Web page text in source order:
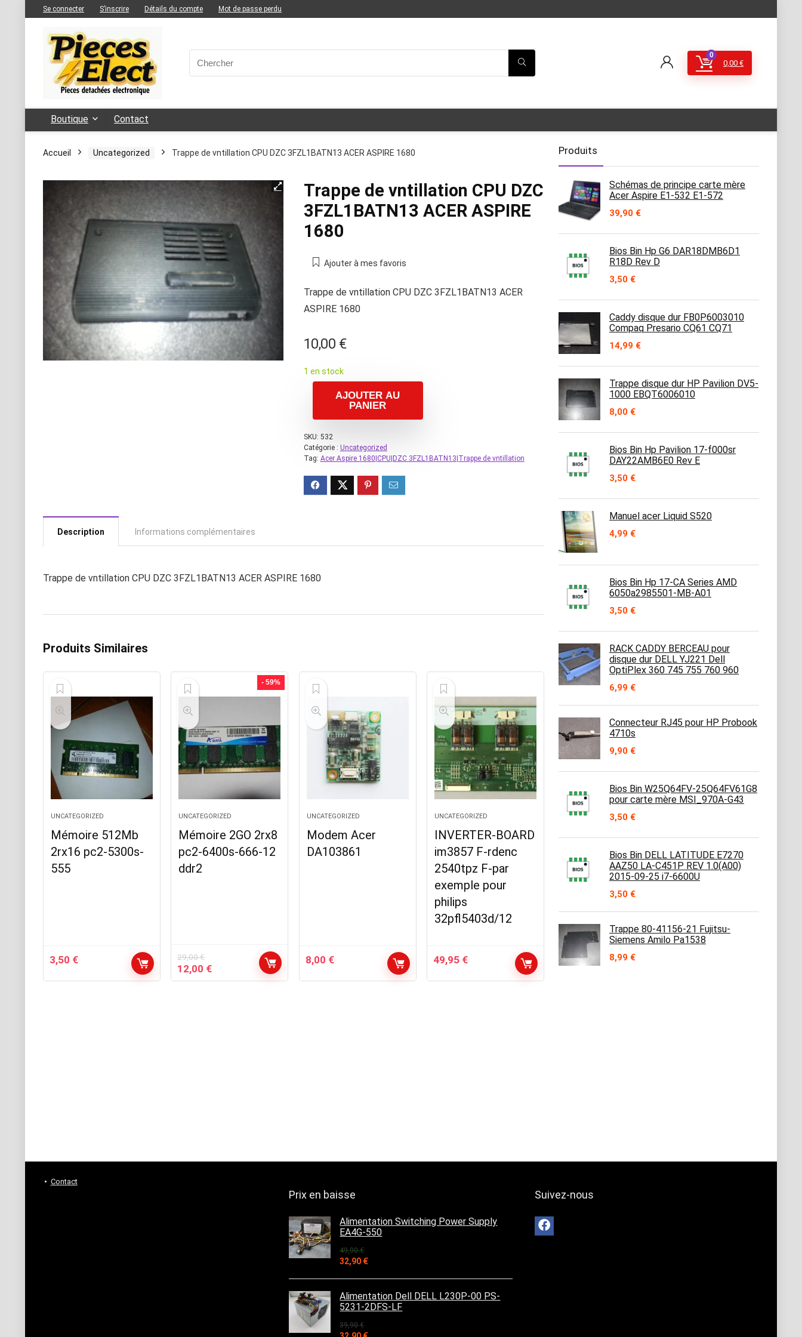
Se connecter S’inscrire Détails du compte Mot de passe perdu
0
0,00 €
Boutique Contact
Accueil Uncategorized Trappe de vntillation CPU DZC 3FZL1BATN13 ACER ASPIRE 1680
Trappe de vntillation CPU DZC
3FZL1BATN13 ACER ASPIRE
1680
Ajouter à mes favoris
Trappe de vntillation CPU DZC 3FZL1BATN13 ACER
ASPIRE 1680
10,00 €
1 en stock
AJOUTER AU
PANIER
SKU: 532
Catégorie : Uncategorized
Tag: Acer Aspire 1680|CPU|DZC 3FZL1BATN13|Trappe de vntillation
Description Informations complémentaires
Trappe de vntillation CPU DZC 3FZL1BATN13 ACER ASPIRE 1680
Produits Similaires
UNCATEGORIZED
Mémoire 512Mb
2rx16 pc2-5300s-
555
3,50 €
- 59%
UNCATEGORIZED
Mémoire 2GO 2rx8
pc2-6400s-666-12
ddr2
29,00€
Le
prix
12,00 €Le
prix
UNCATEGORIZED
Modem Acer
DA103861
8,00 €
UNCATEGORIZED
INVERTER-BOARD
im3857 F-rdenc
2540tpz F-par
exemple pour
philips
32pfl5403d/12
49,95 €
Produits
Schémas de principe carte mère
Acer Aspire E1-532 E1-572
39,90 €
Bios Bin Hp G6 DAR18DMB6D1
R18D Rev D
3,50 €
Caddy disque dur FB0P6003010
Compaq Presario CQ61 CQ71
14,99 €
Trappe disque dur HP Pavilion DV5-
1000 EBQT6006010
8,00 €
Bios Bin Hp Pavilion 17-f000sr
DAY22AMB6E0 Rev E
3,50 €
Manuel acer Liquid S520
4,99 €
Bios Bin Hp 17-CA Series AMD
6050a2985501-MB-A01
3,50 €
RACK CADDY BERCEAU pour
disque dur DELL YJ221 Dell
OptiPlex 360 745 755 760 960
6,99 €
Connecteur RJ45 pour HP Probook
4710s
9,90 €
Bios Bin W25Q64FV-25Q64FV61G8
pour carte mère MSI_970A-G43
3,50 €
Bios Bin DELL LATITUDE E7270
AAZ50 LA-C451P REV 1.0(A00)
2015-09-25 i7-6600U
3,50 €
Trappe 80-41156-21 Fujitsu-
Siemens Amilo Pa1538
8,99 €
Contact
Prix en baisse
Alimentation Switching Power Supply
EA4G-550
49,90€
Le
initial
était :
49,90 €.
32,90 €Le
actuel
est :
32,90 €.
Alimentation Dell DELL L230P-00 PS-
5231-2DFS-LF
39,90€
Suivez-nous